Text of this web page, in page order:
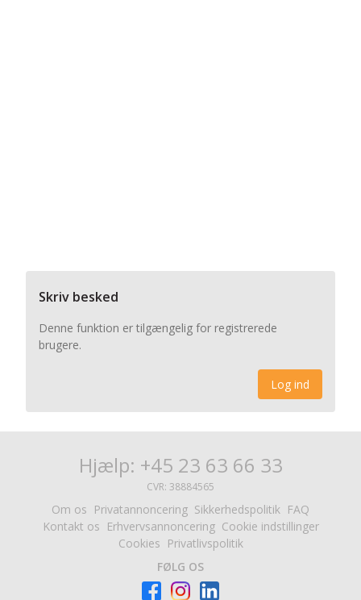
Skriv besked
Denne funktion er tilgængelig for registrerede
brugere.
Log ind
Hjælp: +45 23 63 66 33
CVR: 38884565
Om os Privatannoncering Sikkerhedspolitik FAQ
Kontakt os Erhvervsannoncering Cookie indstillinger
Cookies Privatlivspolitik
FØLG OS